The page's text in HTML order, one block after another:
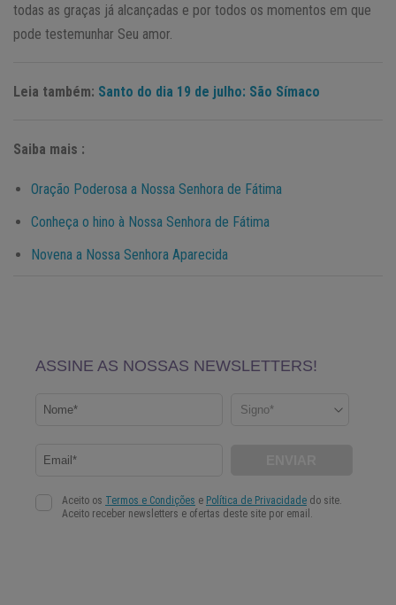
todas as graças já alcançadas e por todos os momentos em que
pode testemunhar Seu amor.
Leia também: Santo do dia 19 de julho: São Símaco
Saiba mais :
Oração Poderosa a Nossa Senhora de Fátima
Conheça o hino à Nossa Senhora de Fátima
Novena a Nossa Senhora Aparecida